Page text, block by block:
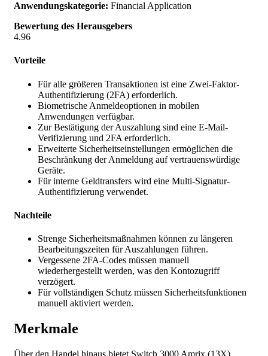
Anwendungskategorie: Financial Application
Bewertung des Herausgebers
4.96
Vorteile
Für alle größeren Transaktionen ist eine Zwei-Faktor-
Authentifizierung (2FA) erforderlich.
Biometrische Anmeldeoptionen in mobilen
Anwendungen verfügbar.
Zur Bestätigung der Auszahlung sind eine E-Mail-
Verifizierung und 2FA erforderlich.
Erweiterte Sicherheitseinstellungen ermöglichen die
Beschränkung der Anmeldung auf vertrauenswürdige
Geräte.
Für interne Geldtransfers wird eine Multi-Signatur-
Authentifizierung verwendet.
Nachteile
Strenge Sicherheitsmaßnahmen können zu längeren
Bearbeitungszeiten für Auszahlungen führen.
Vergessene 2FA-Codes müssen manuell
wiederhergestellt werden, was den Kontozugriff
verzögert.
Für vollständigen Schutz müssen Sicherheitsfunktionen
manuell aktiviert werden.
Merkmale
Über den Handel hinaus bietet Switch 3000 Amrix (13X)